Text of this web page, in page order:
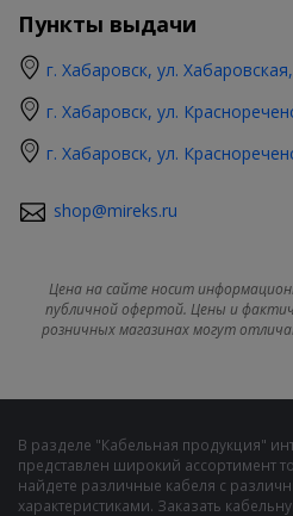
Пункты выдачи
г. Хабаровск, ул.
г. Хабаровск, ул.
г. Хабаровск, ул.
shop@mireks.ru
Цена на сайте носит
публичной офертой. Цены и
розничных магазинах могут
В разделе "Кабельная продукция"
представлен широкий ассортимент
найдете различные кабеля с
характеристиками. Заказать